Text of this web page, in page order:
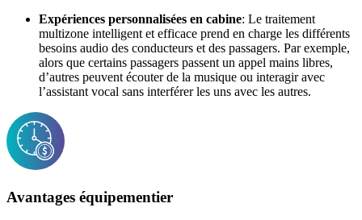
Expériences personnalisées en cabine: Le traitement
multizone intelligent et efficace prend en charge les différents
besoins audio des conducteurs et des passagers. Par exemple,
alors que certains passagers passent un appel mains libres,
d’autres peuvent écouter de la musique ou interagir avec
l’assistant vocal sans interférer les uns avec les autres.
Avantages équipementier